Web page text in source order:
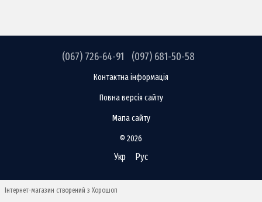
(067) 726-64-91 (097) 681-50-58
Контактна інформація
Повна версія сайту
Мапа сайту
© 2026
Укр Рус
Інтернет-магазин створений з Хорошоп